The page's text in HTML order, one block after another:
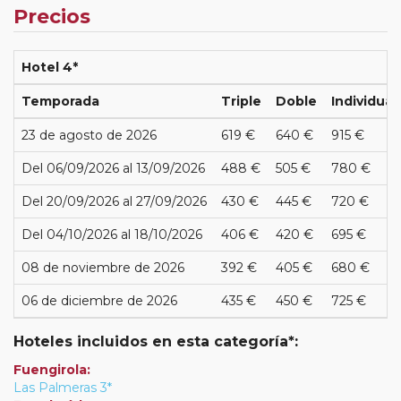
Precios
Hotel 4*
Temporada Triple Doble Individual
23 de agosto de 2026 619 € 640 € 915 €
Del 06/09/2026 al 13/09/2026 488 € 505 € 780 €
Del 20/09/2026 al 27/09/2026 430 € 445 € 720 €
Del 04/10/2026 al 18/10/2026 406 € 420 € 695 €
08 de noviembre de 2026 392 € 405 € 680 €
06 de diciembre de 2026 435 € 450 € 725 €
Hoteles incluidos en esta categoría*:
Fuengirola:
Las Palmeras 3*